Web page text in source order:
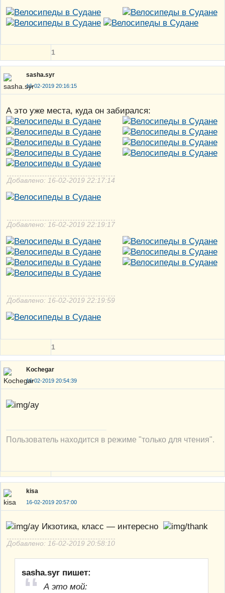
1
sasha.syr
16-02-2019 20:16:15
А это уже места, куда он забирался:
Добавлено: 16-02-2019 22:17:14
Добавлено: 16-02-2019 22:19:17
Добавлено: 16-02-2019 22:19:59
1
Kochegar
16-02-2019 20:54:39
Пользователь находится в режиме "только для чтения".
kisa
16-02-2019 20:57:00
Икзотика, класс — интересно
Добавлено: 16-02-2019 20:58:10
sasha.syr пишет:
А это мой: